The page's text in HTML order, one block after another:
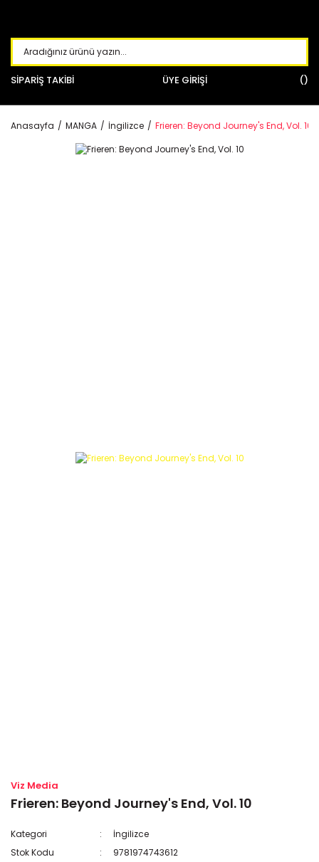
SİPARİŞ TAKİBİ ÜYE GİRİŞİ
Anasayfa MANGA İngilizce Frieren: Beyond Journey's End, Vol. 10
Viz Media
Frieren: Beyond Journey's End, Vol. 10
Kategori
İngilizce
Stok Kodu
9781974743612